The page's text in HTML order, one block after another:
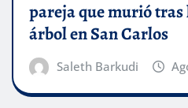
pareja que murió tras
árbol en San Carlos
Saleth Barkudi